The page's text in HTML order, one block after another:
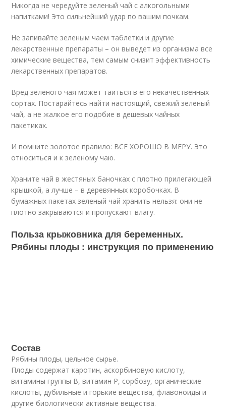
Никогда не чередуйте зеленый чай с алкогольными
напитками! Это сильнейший удар по вашим почкам.
Не запивайте зеленым чаем таблетки и другие
лекарственные препараты – он выведет из организма все
химические вещества, тем самым снизит эффективность
лекарственных препаратов.
Вред зеленого чая может таиться в его некачественных
сортах. Постарайтесь найти настоящий, свежий зеленый
чай, а не жалкое его подобие в дешевых чайных
пакетиках.
И помните золотое правило: ВСЕ ХОРОШО В МЕРУ. Это
относиться и к зеленому чаю.
Храните чай в жестяных баночках с плотно прилегающей
крышкой, а лучше – в деревянных коробочках. В
бумажных пакетах зеленый чай хранить нельзя: они не
плотно закрываются и пропускают влагу.
Польза крыжовника для беременных.
Рябины плоды : инструкция по применению
Состав
Рябины плоды, цельное сырье.
Плоды содержат каротин, аскорбиновую кислоту,
витамины группы В, витамин Р, сорбозу, органические
кислоты, дубильные и горькие вещества, флавоноиды и
другие биологически активные вещества.